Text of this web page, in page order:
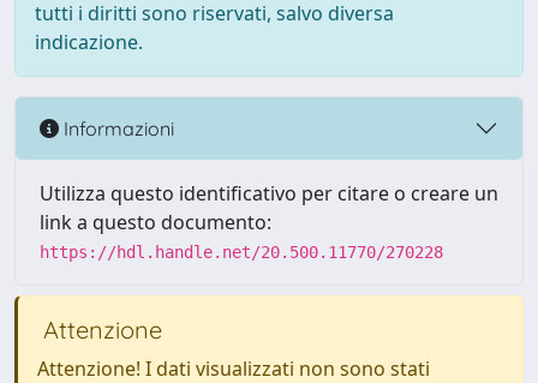
tutti i diritti sono riservati, salvo diversa
indicazione.
Informazioni
Utilizza questo identificativo per citare o creare un
link a questo documento:
https://hdl.handle.net/20.500.11770/270228
Attenzione
Attenzione! I dati visualizzati non sono stati